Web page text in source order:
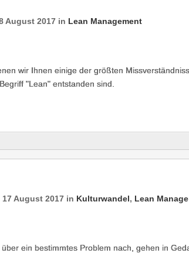
August 2017 in Lean Management
wir Ihnen einige der größten
"Lean" entstanden sind.
August 2017 in Kulturwandel, Lean
ein bestimmtes Problem nach, gehen in